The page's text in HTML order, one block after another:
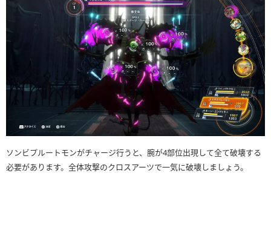
ソンビプルートモンがチャージ行うと、腕が4部位出現して全て破壊する
必要があります。全体攻撃のクロスアーツで一気に破壊しましょう。